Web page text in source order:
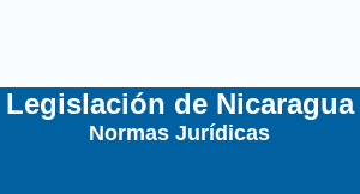
Legislación de Nicaragua
Normas Jurídicas